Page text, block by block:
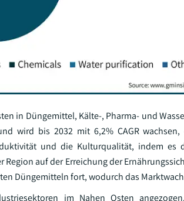
in Düngemittel, Kälte-, Pharma- und
wird bis 2032 mit 6,2% CAGR
und die Kulturqualität, indem es
auf der Erreichung der
Düngemitteln fort, wodurch das
im Nahen Osten